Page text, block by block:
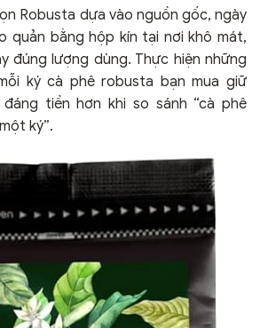
Robusta dựa vào nguồn gốc, ngày
quản bằng hộp kín tại nơi khô mát,
đúng lượng dùng. Thực hiện những
ký cà phê robusta bạn mua giữ
tiền hơn khi so sánh “cà phê
ký”.